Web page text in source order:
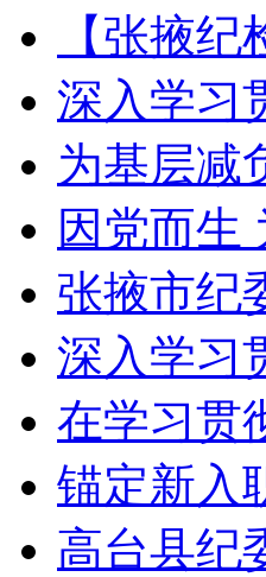
【张掖
深入学习
为基层
因党而
张掖市纪
深入学习
在学习贯
锚定新入
高台县纪